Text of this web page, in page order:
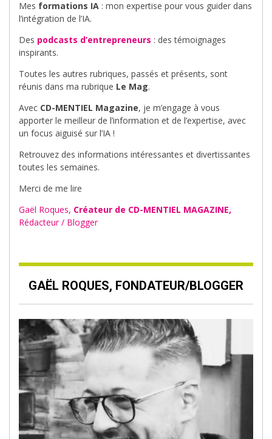
Mes formations IA : mon expertise pour vous guider dans
l’intégration de l’IA.
Des podcasts d’entrepreneurs : des témoignages
inspirants.
Toutes les autres rubriques, passés et présents, sont
réunis dans ma rubrique Le Mag.
Avec CD-MENTIEL Magazine, je m’engage à vous
apporter le meilleur de l’information et de l’expertise, avec
un focus aiguisé sur l’IA !
Retrouvez des informations intéressantes et divertissantes
toutes les semaines.
Merci de me lire
Gaël Roques, Créateur de CD-MENTIEL MAGAZINE,
Rédacteur / Blogger
GAËL ROQUES, FONDATEUR/BLOGGER